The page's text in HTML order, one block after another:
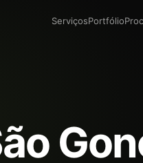
ServiçosPortfólio